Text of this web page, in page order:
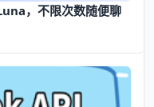
，不限次数随便聊